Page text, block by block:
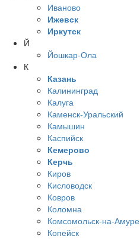
Иваново
Ижевск
Иркутск
Й
Йошкар-Ола
К
Казань
Калининград
Калуга
Каменск-Уральский
Камышин
Каспийск
Кемерово
Керчь
Киров
Кисловодск
Ковров
Коломна
Комсомольск-на-Амуре
Копейск